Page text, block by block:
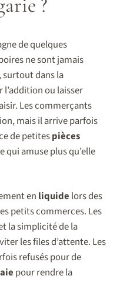
de quelques
ne sont jamais
surtout dans la
ou laisser
Les commerçants
mais il arrive parfois
de petitespièces
amuse plus qu’elle
en liquide lors des
petits commerces. Les
la simplicité de la
les files d’attente. Les
refusés pour de
pour rendre la